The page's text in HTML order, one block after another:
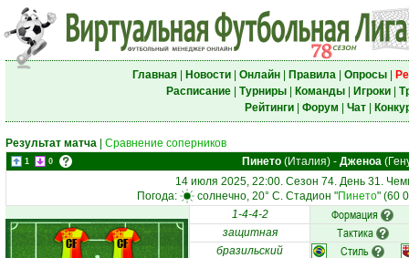
Главная| Новости| Онлайн| Правила| Опросы|
Расписание| Турниры| Команды| Игроки|
Рейтинги| Форум Чат|
Результат матча Сравнение соперников
1 0 Пинето (Италия) - Дженоа
14 июля 2025, 22:00. Сезон 74. День 31.
Погода:
солнечно, 20° C. Стадион "Пинето" (60
CF CF
1-4-4-2 Формация
защитная Тактика
бразильский Стиль